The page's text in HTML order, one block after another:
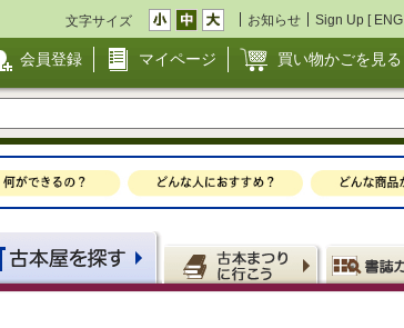
文字サイズ お知らせ Sign Up [ ENG
会員登録 マイページ 買い物かごを見る